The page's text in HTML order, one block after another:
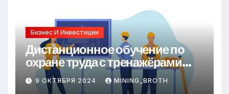
Бизнес И Инвестиции
Дистанционное обучение по
охране труда с тренажёрами
онлайн
9 ОКТЯБРЯ 2024 MINING_BROTH